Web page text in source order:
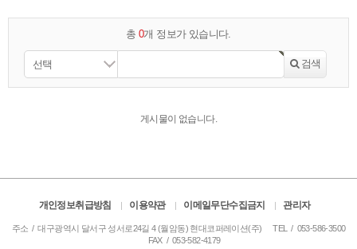
총 0개 정보가 있습니다.
선택 검색
게시물이 없습니다.
개인정보취급방침 이용약관 이메일무단수집금지 관리자
주소 / 대구광역시 달서구 성서로24길 4 (월암동) 현대코퍼레이션(주)
TEL / 053-586-3500
FAX / 053-582-4179